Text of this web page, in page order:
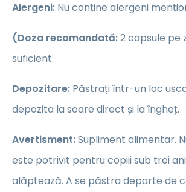
Alergeni: Nu conține alergeni
(Doza recomandată:2 capsule pe
suficient.
Depozitare: Păstrați într-un loc
depozita la soare direct și la îngheț.
Avertisment:Supliment alimentar.
este potrivit pentru copiii sub trei
alăptează. A se păstra departe de